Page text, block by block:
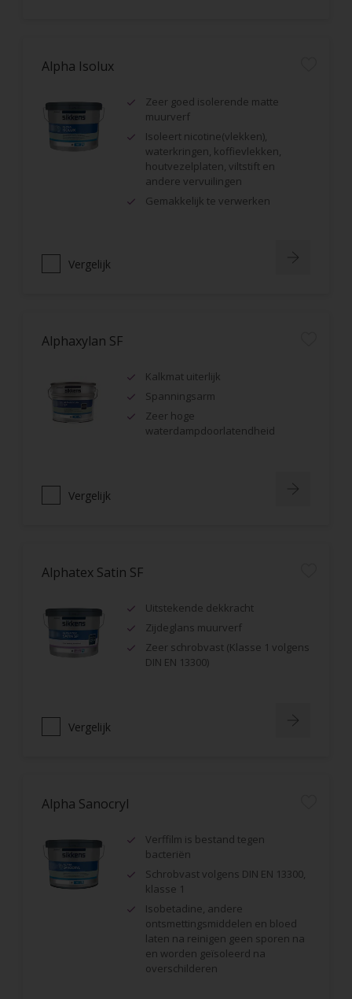
Alpha Isolux
Zeer goed isolerende matte
muurverf
Isoleert nicotine(vlekken),
waterkringen, koffievlekken,
houtvezelplaten, viltstift en
andere vervuilingen
Gemakkelijk te verwerken
Vergelijk
Alphaxylan SF
Kalkmat uiterlijk
Spanningsarm
Zeer hoge
waterdampdoorlatendheid
Vergelijk
Alphatex Satin SF
Uitstekende dekkracht
Zijdeglans muurverf
Zeer schrobvast (Klasse 1 volgens
DIN EN 13300)
Vergelijk
Alpha Sanocryl
Verffilm is bestand tegen
bacteriën
Schrobvast volgens DIN EN 13300,
klasse 1
Isobetadine, andere
ontsmettingsmiddelen en bloed
laten na reinigen geen sporen na
en worden geïsoleerd na
overschilderen